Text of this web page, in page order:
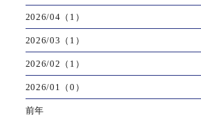
2026/04（1）
2026/03（1）
2026/02（1）
2026/01（0）
前年